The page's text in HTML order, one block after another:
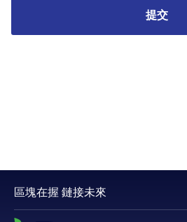
提交
區塊在握 鏈接未來